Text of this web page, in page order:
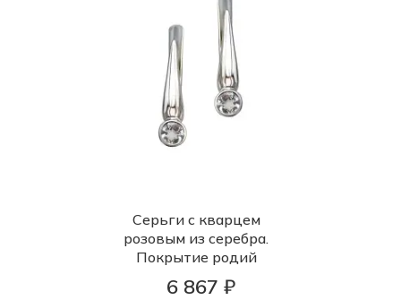
Серьги с кварцем
розовым из серебра.
Покрытие родий
6 867 ₽